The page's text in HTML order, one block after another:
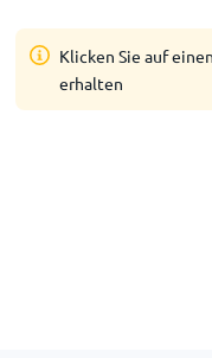
Klicken Sie auf
erhalten